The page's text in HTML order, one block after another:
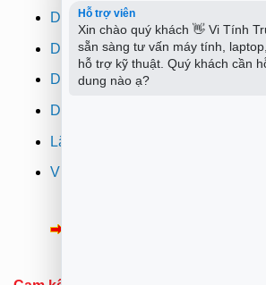
Dịch vụ cứu dữ liệu
Dịch vụ sửa wifi tại nhà
Dịch vụ sửa máy in
Dịch vụ nạp mực máy in
Lắp đặt camera quan sát tphcm
Vi tính Trường Thịnh
Hỗ trợ viên
Xin chào quý khách 👋 Vi Tính
sẵn sàng tư vấn máy tính,
hỗ trợ kỹ thuật. Quý khách cần
dung nào ạ?